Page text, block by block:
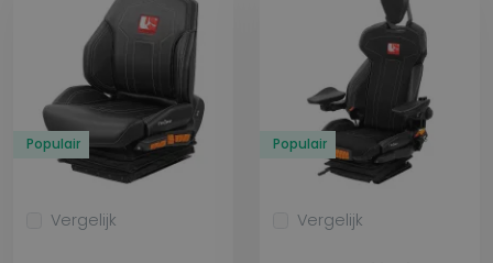
Populair
Vergelijk
Populair
Vergelijk